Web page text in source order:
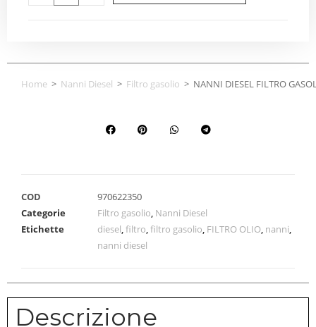
Home > Nanni Diesel > Filtro gasolio > NANNI DIESEL FILTRO
COD
970622350
Categorie
Filtro gasolio, Nanni Diesel
Etichette
diesel,filtro,filtro gasolio, FILTRO OLIO, nanni,
nanni diesel
Descrizione